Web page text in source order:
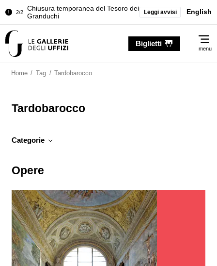
2/2
Chiusura temporanea del Tesoro dei
Granduchi
della Sala dell'Iliade
Granduchi
Leggi avvisi English
Biglietti
menu
Home / Tag / Tardobarocco
Tardobarocco
Categorie
Opere
Opere